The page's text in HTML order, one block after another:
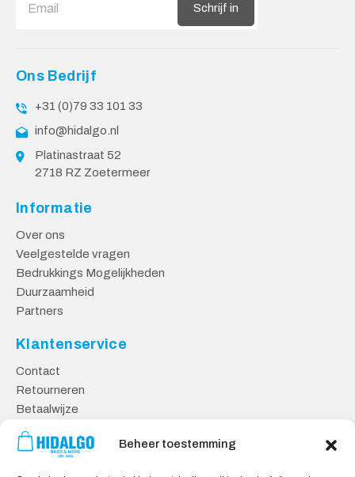
Beheer toestemming
Schrijf in
Ons Bedrijf
+31 (0)79 33 101 33
info@hidalgo.nl
Platinastraat 52
2718 RZ Zoetermeer
Informatie
Over ons
Veelgestelde vragen
Bedrukkings Mogelijkheden
Duurzaamheid
Partners
Klantenservice
Contact
Retourneren
Betaalwijze
Veilig Shoppen